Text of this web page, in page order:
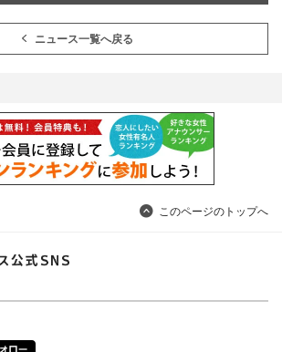
ニュース一覧へ戻る
このページのトップへ